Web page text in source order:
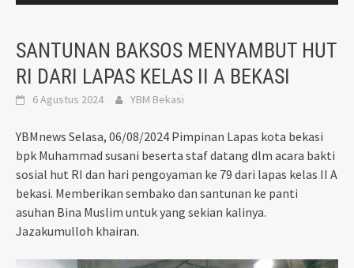
SANTUNAN BAKSOS MENYAMBUT HUT
RI DARI LAPAS KELAS II A BEKASI
6 Agustus 2024 YBM Bekasi
YBMnews Selasa, 06/08/2024 Pimpinan Lapas kota bekasi
bpk Muhammad susani beserta staf datang dlm acara bakti
sosial hut RI dan hari pengoyaman ke 79 dari lapas kelas II A
bekasi. Memberikan sembako dan santunan ke panti
asuhan Bina Muslim untuk yang sekian kalinya.
Jazakumulloh khairan.